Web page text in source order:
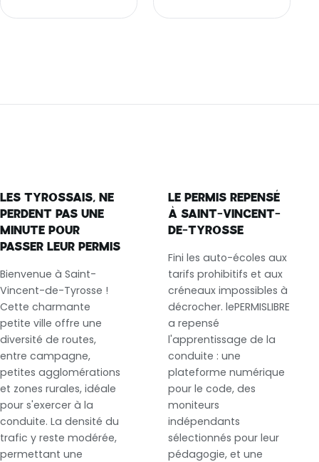
LES TYROSSAIS, NE
PERDENT PAS UNE
MINUTE POUR
PASSER LEUR PERMIS
Bienvenue à Saint-
Vincent-de-Tyrosse !
Cette charmante
petite ville offre une
diversité de routes,
entre campagne,
petites agglomérations
et zones rurales, idéale
pour s'exercer à la
conduite. La densité du
trafic y reste modérée,
permettant une
LE PERMIS REPENSÉ
À SAINT-VINCENT-
DE-TYROSSE
Fini les auto-écoles aux
tarifs prohibitifs et aux
créneaux impossibles à
décrocher. lePERMISLIBRE
a repensé
l'apprentissage de la
conduite : une
plateforme numérique
pour le code, des
moniteurs
indépendants
sélectionnés pour leur
pédagogie, et une